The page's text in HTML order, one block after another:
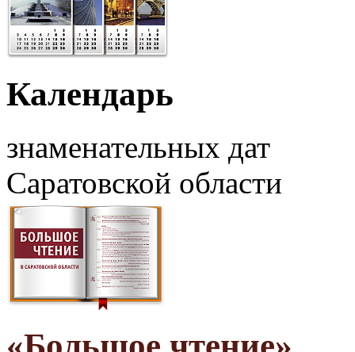
Календарь
знаменательных дат
Саратовской области